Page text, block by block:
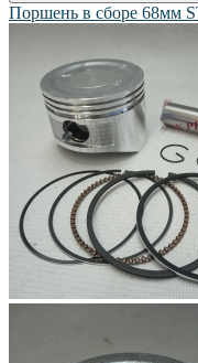
Поршень в сборе 68мм